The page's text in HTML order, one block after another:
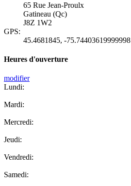
65 Rue Jean-Proulx
Gatineau (Qc)
J8Z 1W2
GPS:
45.4681845, -75.74403619999998
Heures d'ouverture
modifier
Lundi:
Mardi:
Mercredi:
Jeudi:
Vendredi:
Samedi: